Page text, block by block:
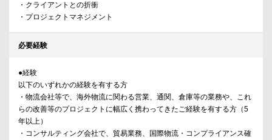
・クライアントとの折衝
・プロジェクトマネジメント
必要経験
●経験
以下のいずれかの経験を有する方
・物流会社等で、海外物流に関わる営業、通関、倉庫等の業務や、これ
らの改善等のプロジェクトに幅広く携わってきたご経験を有する方（5
年以上）
・コンサルティング会社で、貿易業務、国際物流・コンプライアンス確